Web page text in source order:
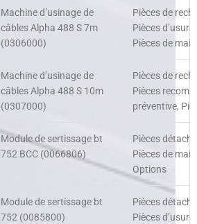
Machine d’usinage de
câbles Alpha 488 S 7m
(0306000)
Pièces de
Pièces
Pièces de
Machine d’usinage de
câbles Alpha 488 S 10m
(0307000)
Pièces de
Pièces
préventive,
Module de sertissage bt
752 BCC (0066806)
Pièces
Pièces de
Options
Module de sertissage bt
752 (0085800)
Pièces
Pièces